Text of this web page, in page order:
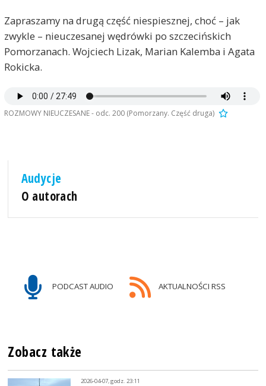
Zapraszamy na drugą część niespiesznej, choć – jak
zwykle – nieuczesanej wędrówki po szczecińskich
Pomorzanach. Wojciech Lizak, Marian Kalemba i Agata
Rokicka.
ROZMOWY NIEUCZESANE - odc. 200 (Pomorzany. Część druga)
Audycje
O autorach
PODCAST AUDIO AKTUALNOŚCI RSS
Zobacz także
2026-04-07, godz. 23:11